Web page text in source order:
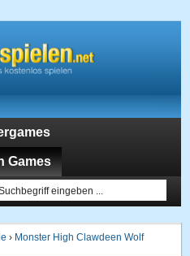
Games
› Monster High Clawdeen Wolf